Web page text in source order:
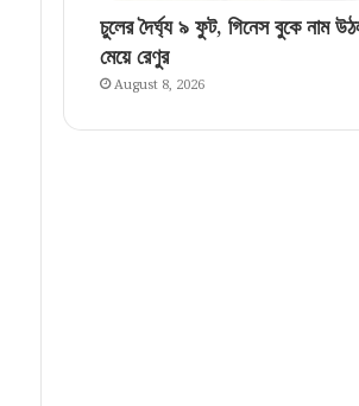
চুলের দৈর্ঘ্য ৯ ফুট, গিনেস বুকে নাম
মেয়ে রেণুর
August 8, 2026